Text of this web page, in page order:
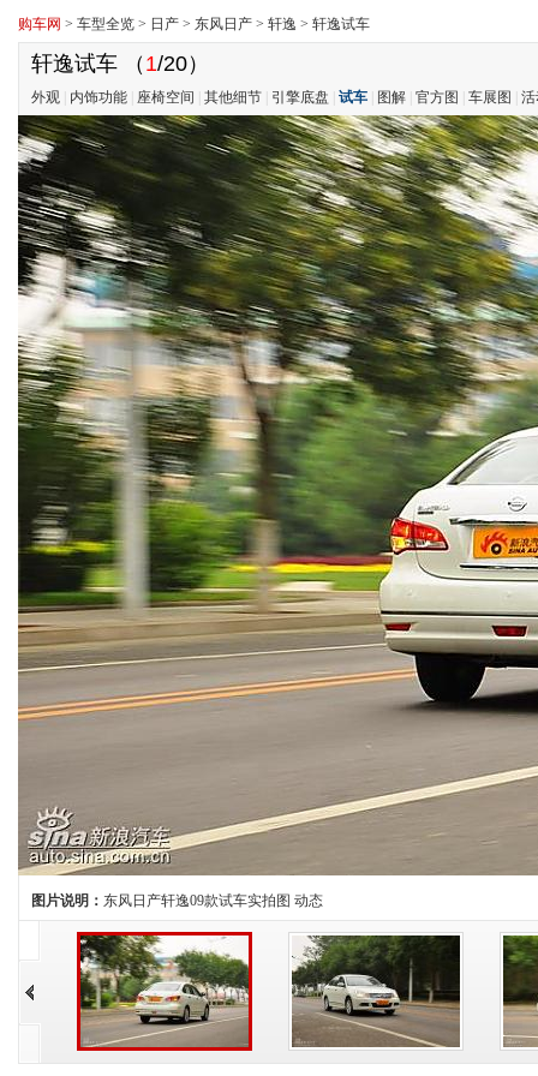
购车网 > 车型全览 > 日产 > 东风日产 > 轩逸 > 轩逸试车
轩逸试车 （ 1/20）
外观 内饰功能 座椅空间 其他细节 引擎底盘 试车 图解 官方图 车展图
图片说明： 东风日产轩逸09款试车实拍图 动态